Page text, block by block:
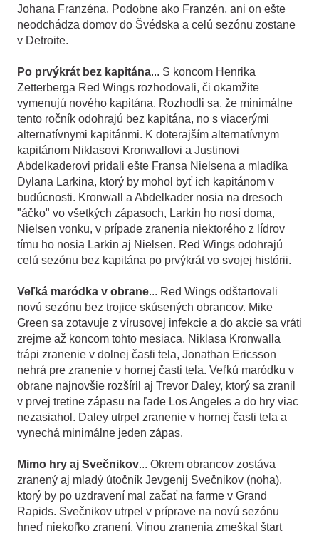
Johana Franzéna. Podobne ako Franzén, ani on ešte
neodchádza domov do Švédska a celú sezónu zostane
v Detroite.
Po prvýkrát bez kapitána... S koncom Henrika
Zetterberga Red Wings rozhodovali, či okamžite
vymenujú nového kapitána. Rozhodli sa, že minimálne
tento ročník odohrajú bez kapitána, no s viacerými
alternatívnymi kapitánmi. K doterajším alternatívnym
kapitánom Niklasovi Kronwallovi a Justinovi
Abdelkaderovi pridali ešte Fransa Nielsena a mladíka
Dylana Larkina, ktorý by mohol byť ich kapitánom v
budúcnosti. Kronwall a Abdelkader nosia na dresoch
"áčko" vo všetkých zápasoch, Larkin ho nosí doma,
Nielsen vonku, v prípade zranenia niektorého z lídrov
tímu ho nosia Larkin aj Nielsen. Red Wings odohrajú
celú sezónu bez kapitána po prvýkrát vo svojej histórii.
Veľká maródka v obrane... Red Wings odštartovali
novú sezónu bez trojice skúsených obrancov. Mike
Green sa zotavuje z vírusovej infekcie a do akcie sa vráti
zrejme až koncom tohto mesiaca. Niklasa Kronwalla
trápi zranenie v dolnej časti tela, Jonathan Ericsson
nehrá pre zranenie v hornej časti tela. Veľkú maródku v
obrane najnovšie rozšíril aj Trevor Daley, ktorý sa zranil
v prvej tretine zápasu na ľade Los Angeles a do hry viac
nezasiahol. Daley utrpel zranenie v hornej časti tela a
vynechá minimálne jeden zápas.
Mimo hry aj Svečnikov... Okrem obrancov zostáva
zranený aj mladý útočník Jevgenij Svečnikov (noha),
ktorý by po uzdravení mal začať na farme v Grand
Rapids. Svečnikov utrpel v príprave na novú sezónu
hneď niekoľko zranení. Vinou zranenia zmeškal štart